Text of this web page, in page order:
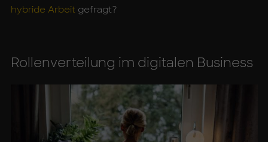
hybride Arbeit gefragt?
Rol­len­ver­tei­lung im di­gi­ta­len Busi­ness